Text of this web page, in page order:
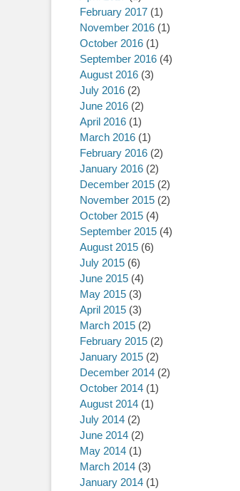
February 2017 (1)
November 2016 (1)
October 2016 (1)
September 2016 (4)
August 2016 (3)
July 2016 (2)
June 2016 (2)
April 2016 (1)
March 2016 (1)
February 2016 (2)
January 2016 (2)
December 2015 (2)
November 2015 (2)
October 2015 (4)
September 2015 (4)
August 2015 (6)
July 2015 (6)
June 2015 (4)
May 2015 (3)
April 2015 (3)
March 2015 (2)
February 2015 (2)
January 2015 (2)
December 2014 (2)
October 2014 (1)
August 2014 (1)
July 2014 (2)
June 2014 (2)
May 2014 (1)
March 2014 (3)
January 2014 (1)